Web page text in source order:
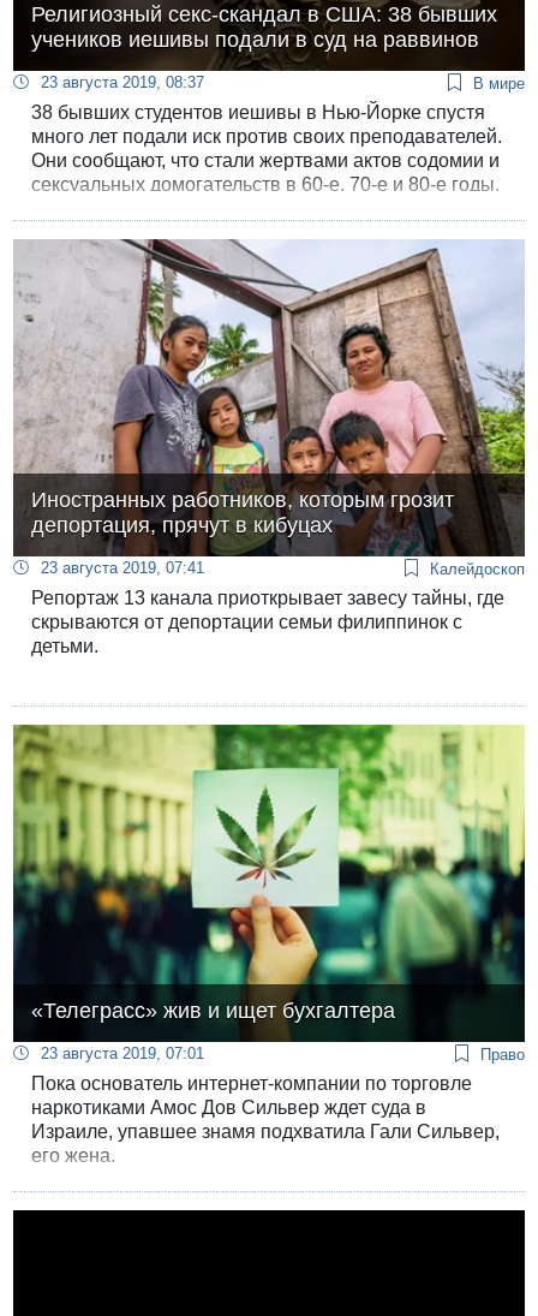
Религиозный секс-скандал в США: 38 бывших
учеников иешивы подали в суд на раввинов
23 августа 2019, 08:37 В мире
38 бывших студентов иешивы в Нью-Йорке спустя
много лет подали иск против своих преподавателей.
Они сообщают, что стали жертвами актов содомии и
сексуальных домогательств в 60-е, 70-е и 80-е годы.
Иностранных работников, которым грозит
депортация, прячут в кибуцах
23 августа 2019, 07:41 Калейдоскоп
Репортаж 13 канала приоткрывает завесу тайны, где
скрываются от депортации семьи филиппинок с
детьми.
«Телеграсс» жив и ищет бухгалтера
23 августа 2019, 07:01 Право
Пока основатель интернет-компании по торговле
наркотиками Амос Дов Сильвер ждет суда в
Израиле, упавшее знамя подхватила Гали Сильвер,
его жена.